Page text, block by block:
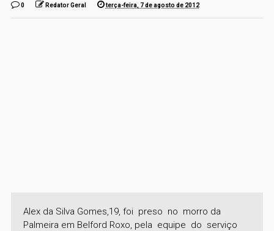
0 Redator Geral terça-feira, 7 de agosto de 2012
Alex da Silva Gomes,19, foi preso no morro da
Palmeira em Belford Roxo, pela equipe do serviço